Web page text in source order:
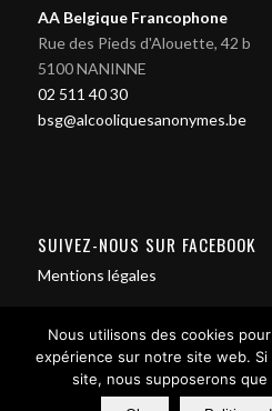
AA Belgique Francophone
Rue des Pieds d'Alouette, 42 b
5100 NANINNE
02 511 40 30
bsg@alcooliquesanonymes.be
SUIVEZ-NOUS SUR FACEBOOK
Mentions légales
Nous utilisons des cookies
expérience sur notre site web.
site, nous supposerons